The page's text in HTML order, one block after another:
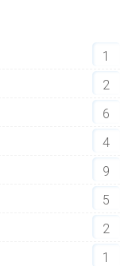
1
2
6
4
9
5
2
1